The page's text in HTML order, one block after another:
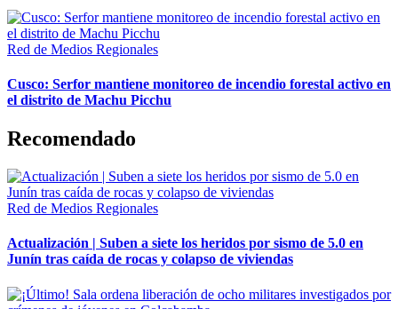
Red de Medios Regionales
Cusco: Serfor mantiene monitoreo de incendio forestal activo en
el distrito de Machu Picchu
Recomendado
Red de Medios Regionales
Actualización | Suben a siete los heridos por sismo de 5.0 en
Junín tras caída de rocas y colapso de viviendas